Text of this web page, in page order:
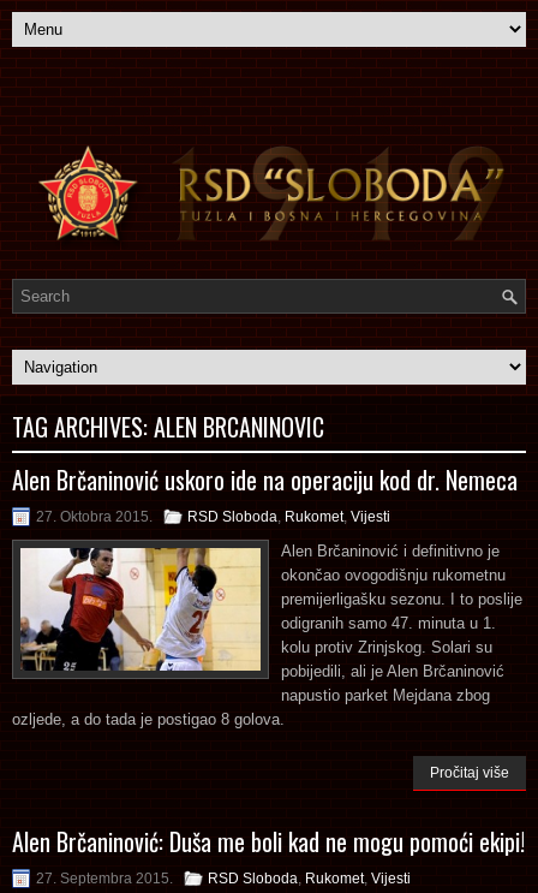
TAG ARCHIVES:ALEN BRCANINOVIC
Alen Brčaninović uskoro ide na operaciju kod dr. Nemeca
27. Oktobra 2015. RSD Sloboda Rukomet, Vijesti
Alen Brčaninović i definitivno je
okončao ovogodišnju rukometnu
premijerligašku sezonu. I to poslije
odigranih samo 47. minuta u 1.
kolu protiv Zrinjskog. Solari su
pobijedili, ali je Alen Brčaninović
napustio parket Mejdana zbog
ozljede, a do tada je postigao 8 golova.
Pročitaj više
Alen Brčaninović: Duša me boli kad ne mogu pomoći ekipi!
27. Septembra 2015. RSD Sloboda Rukomet, Vijesti